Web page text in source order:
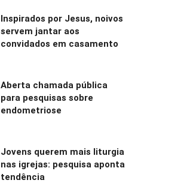
Inspirados por Jesus, noivos
servem jantar aos
convidados em casamento
Aberta chamada pública
para pesquisas sobre
endometriose
Jovens querem mais liturgia
nas igrejas: pesquisa aponta
tendência